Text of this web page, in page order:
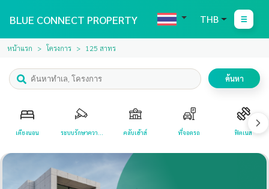
BLUE CONNECT PROPERTY THB
หน้าแรก โครงการ 125 สาทร
ค้นหา
เตียงนอน ระบบรักษาความ คลับเฮ้าส์ ที่จอดรถ ฟิตเนส